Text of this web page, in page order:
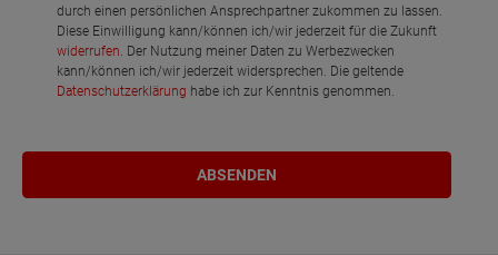
durch einen persönlichen Ansprechpartner zukommen zu lassen.
Diese Einwilligung kann/können ich/wir jederzeit für die Zukunft
widerrufen . Der Nutzung meiner Daten zu Werbezwecken
kann/können ich/wir jederzeit widersprechen. Die geltende
Datenschutzerklärung habe ich zur Kenntnis genommen.